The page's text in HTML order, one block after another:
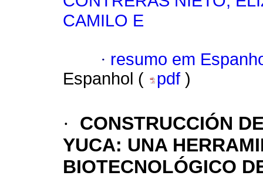
CAMILO E
· resumo em
Espanhol (
pdf )
·
CONSTRUCCIÓN
YUCA: UNA
BIOTECNOLÓGICO